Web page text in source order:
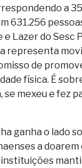
a
631.256
Lazer do Sesc
representa
de
física. É
se mexeu e fez
ganha o lado
a doarem